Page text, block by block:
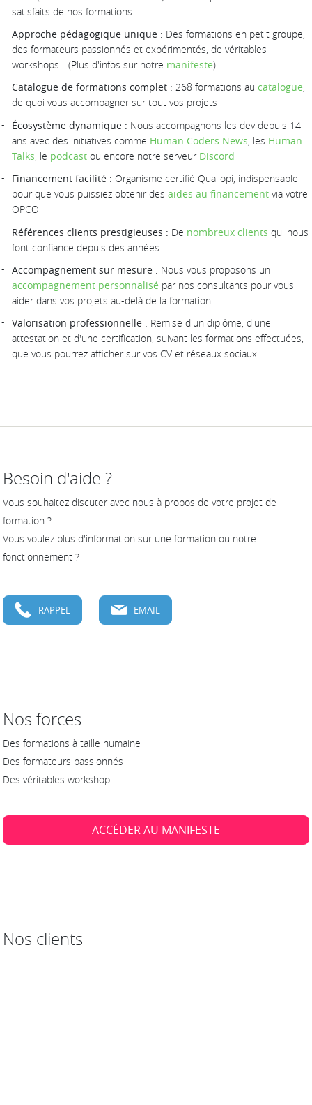
satisfaits de nos formations
Approche pédagogique unique : Des formations en petit groupe,
des formateurs passionnés et expérimentés, de véritables
workshops... (Plus d'infos sur notre manifeste)
Catalogue de formations complet : 268 formations au catalogue,
de quoi vous accompagner sur tout vos projets
Écosystème dynamique : Nous accompagnons les dev depuis 14
ans avec des initiatives comme Human Coders News, les Human
Talks, le podcast ou encore notre serveur Discord
Financement facilité : Organisme certifié Qualiopi, indispensable
pour que vous puissiez obtenir des aides au financement via votre
OPCO
Références clients prestigieuses : De nombreux clients qui nous
font confiance depuis des années
Accompagnement sur mesure : Nous vous proposons un
accompagnement personnalisé par nos consultants pour vous
aider dans vos projets au-delà de la formation
Valorisation professionnelle : Remise d'un diplôme, d'une
attestation et d'une certification, suivant les formations effectuées,
que vous pourrez afficher sur vos CV et réseaux sociaux
Besoin d'aide ?
Vous souhaitez discuter avec nous à propos de votre projet de
formation ?
Vous voulez plus d'information sur une formation ou notre
fonctionnement ?
RAPPEL EMAIL
Nos forces
Des formations à taille humaine
Des formateurs passionnés
Des véritables workshop
ACCÉDER AU MANIFESTE
Nos clients